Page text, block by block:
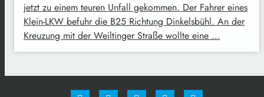
jetzt zu einem teuren Unfall gekommen. Der Fahrer eines
Klein-LKW befuhr die B25 Richtung Dinkelsbühl. An der
Kreuzung mit der Weiltinger Straße wollte eine …